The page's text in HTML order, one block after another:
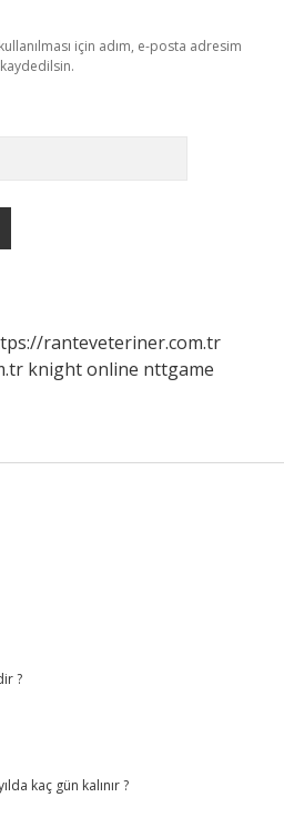
için adım, e-posta adresim
ranteveteriner.com.tr
knight online nttgame
?
kaç gün kalınır ?